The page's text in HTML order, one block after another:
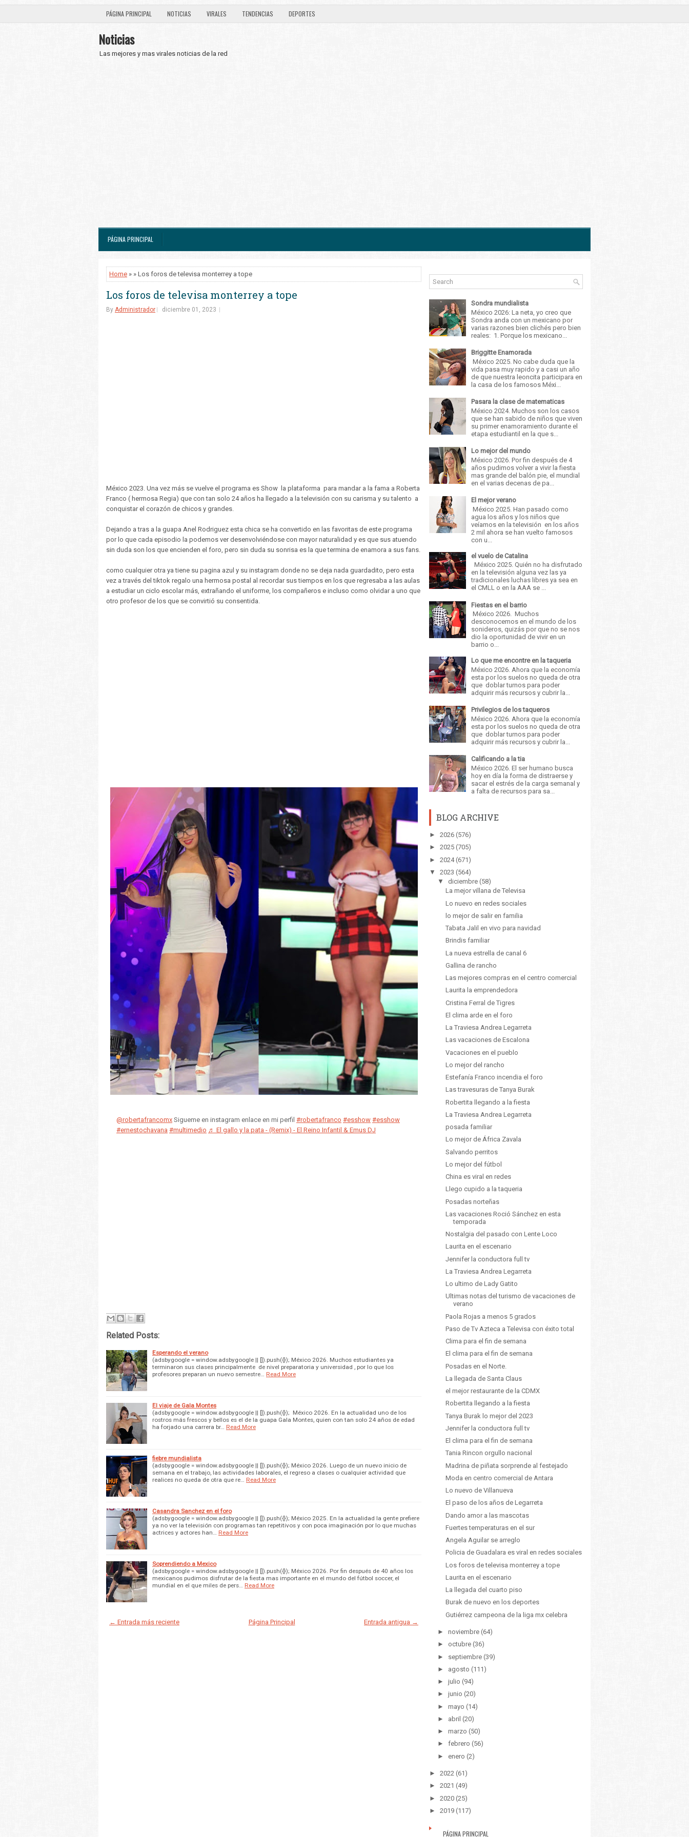
PÁGINA PRINCIPAL NOTICIAS VIRALES TENDENCIAS DEPORTES
Noticias
Las mejores y mas virales noticias de la red
PÁGINA PRINCIPAL
Home » » Los foros de televisa monterrey a tope
Los foros de televisa monterrey a tope
By Administrador diciembre 01, 2023
México 2023. Una vez más se vuelve el programa es Show la plataforma para mandar a la fama a Roberta
Franco ( hermosa Regia) que con tan solo 24 años ha llegado a la televisión con su carisma y su talento a
conquistar el corazón de chicos y grandes.
Dejando a tras a la guapa Anel Rodriguez esta chica se ha convertido en las favoritas de este programa
por lo que cada episodio la podemos ver desenvolviéndose con mayor naturalidad y es que sus atuendo
sin duda son los que encienden el foro, pero sin duda su sonrisa es la que termina de enamora a sus fans.
como cualquier otra ya tiene su pagina azul y su instagram donde no se deja nada guardadito, pero esta
vez a través del tiktok regalo una hermosa postal al recordar sus tiempos en los que regresaba a las aulas
a estudiar un ciclo escolar más, extrañando el uniforme, los compañeros e incluso como olvidar a uno que
otro profesor de los que se convirtió su consentida.
@robertafrancomx Sigueme en instagram enlace en mi perfil #robertafranco #esshow #esshow
#ernestochavana #multimedio ♬ El gallo y la pata - (Remix) - El Reino Infantil & Emus DJ
Related Posts:
Esperando el verano
(adsbygoogle = window.adsbygoogle || []).push({}); México 2026. Muchos estudiantes ya
terminaron sus clases principalmente de nivel preparatoria y universidad , por lo que los
profesores preparan un nuevo semestre…
Read More
El viaje de Gala Montes
(adsbygoogle = window.adsbygoogle || []).push({}); México 2026. En la actualidad uno de los
rostros más frescos y bellos es el de la guapa Gala Montes, quien con tan solo 24 años de edad
ha forjado una carrera br…
Read More
fiebre mundialista
(adsbygoogle = window.adsbygoogle || []).push({}); México 2026. Luego de un nuevo inicio de
semana en el trabajo, las actividades laborales, el regreso a clases o cualquier actividad que
realices no queda de otra que re…
Read More
Casandra Sanchez en el foro
(adsbygoogle = window.adsbygoogle || []).push({}); México 2025. En la actualidad la gente prefiere
ya no ver la televisión con programas tan repetitivos y con poca imaginación por lo que muchas
actrices y actores han…
Read More
Soprendiendo a Mexico
(adsbygoogle = window.adsbygoogle || []).push({}); México 2026. Por fin después de 40 años los
mexicanos pudimos disfrutar de la fiesta mas importante en el mundo del fútbol soccer, el
mundial en el que miles de pers…
Read More
← Entrada más reciente Entrada antigua →
Página Principal
Sondra mundialista
México 2026: La neta, yo creo que
Sondra anda con un mexicano por
varias razones bien clichés pero bien
reales: 1. Porque los mexicano...
Briggitte Enamorada
México 2025. No cabe duda que la
vida pasa muy rapido y a casi un año
de que nuestra leoncita participara en
la casa de los famosos Méxi...
Pasara la clase de matematicas
México 2024. Muchos son los casos
que se han sabido de niños que viven
su primer enamoramiento durante el
etapa estudiantil en la que s...
Lo mejor del mundo
México 2026. Por fin después de 4
años pudimos volver a vivir la fiesta
mas grande del balón pie, el mundial
en el varias decenas de pa...
El mejor verano
México 2025. Han pasado como
agua los años y los niños que
veíamos en la televisión en los años
2 mil ahora se han vuelto famosos
con u...
el vuelo de Catalina
México 2025. Quién no ha disfrutado
en la televisión alguna vez las ya
tradicionales luchas libres ya sea en
el CMLL o en la AAA se ...
Fiestas en el barrio
México 2026. Muchos
desconocemos en el mundo de los
sonideros, quizás por que no se nos
dio la oportunidad de vivir en un
barrio o...
Lo que me encontre en la taqueria
México 2026. Ahora que la economía
esta por los suelos no queda de otra
que doblar turnos para poder
adquirir más recursos y cubrir la...
Privilegios de los taqueros
México 2026. Ahora que la economía
esta por los suelos no queda de otra
que doblar turnos para poder
adquirir más recursos y cubrir la...
Calificando a la tia
México 2026. El ser humano busca
hoy en día la forma de distraerse y
sacar el estrés de la carga semanal y
a falta de recursos para sa...
BLOG ARCHIVE
► 2026 (576)
► 2025 (705)
► 2024 (671)
▼
2023 (564)
▼
diciembre (58)
La mejor villana de Televisa
Lo nuevo en redes sociales
lo mejor de salir en familia
Tabata Jalil en vivo para navidad
Brindis familiar
La nueva estrella de canal 6
Gallina de rancho
Las mejores compras en el centro comercial
Laurita la emprendedora
Cristina Ferral de Tigres
El clima arde en el foro
La Traviesa Andrea Legarreta
Las vacaciones de Escalona
Vacaciones en el pueblo
Lo mejor del rancho
Estefanía Franco incendia el foro
Las travesuras de Tanya Burak
Robertita llegando a la fiesta
La Traviesa Andrea Legarreta
posada familiar
Lo mejor de África Zavala
Salvando perritos
Lo mejor del fútbol
China es viral en redes
Llego cupido a la taqueria
Posadas norteñas
Las vacaciones Roció Sánchez en esta
temporada
Nostalgia del pasado con Lente Loco
Laurita en el escenario
Jennifer la conductora full tv
La Traviesa Andrea Legarreta
Lo ultimo de Lady Gatito
Ultimas notas del turismo de vacaciones de
verano
Paola Rojas a menos 5 grados
Paso de Tv Azteca a Televisa con éxito total
Clima para el fin de semana
El clima para el fin de semana
Posadas en el Norte.
La llegada de Santa Claus
el mejor restaurante de la CDMX
Robertita llegando a la fiesta
Tanya Burak lo mejor del 2023
Jennifer la conductora full tv
El clima para el fin de semana
Tania Rincon orgullo nacional
Madrina de piñata sorprende al festejado
Moda en centro comercial de Antara
Lo nuevo de Villanueva
El paso de los años de Legarreta
Dando amor a las mascotas
Fuertes temperaturas en el sur
Angela Aguilar se arreglo
Policia de Guadalara es viral en redes sociales
Los foros de televisa monterrey a tope
Laurita en el escenario
La llegada del cuarto piso
Burak de nuevo en los deportes
Gutiérrez campeona de la liga mx celebra
► noviembre (64)
► octubre (36)
► septiembre (39)
► agosto (111)
► julio (94)
► junio (20)
► mayo (14)
► abril (20)
► marzo (50)
► febrero (56)
► enero (2)
► 2022 (61)
► 2021 (49)
► 2020 (25)
► 2019 (117)
PÁGINA PRINCIPAL